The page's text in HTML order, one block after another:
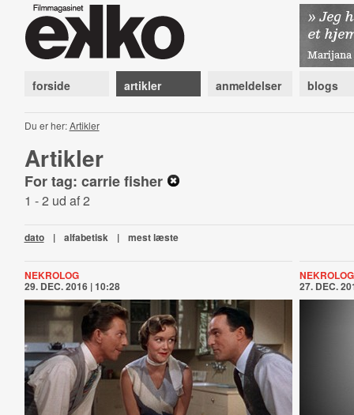
forside artikler anmeldelser blogs
Du er her:Artikler
Artikler
For tag: carrie fisher
1 - 2 ud af 2
dato | alfabetisk | mest læste
NEKROLOG
29. DEC. 2016 | 10:28
NEKROLOG
27. DEC.